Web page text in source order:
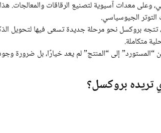
وعلى معدات آسيوية لتصنيع الرقاقات والمعالجات.
الجيوسياسي.
تتجه بروكسل نحو مرحلة جديدة تسعى فيها لتحويل
متكاملة.
“المستورد” إلى “المنتج” لم يعد خيارًا، بل ضرورة
تريده بروكسل؟